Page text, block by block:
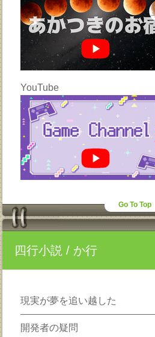
YouTube
Go To Top
四行小説 / か行
現実が夢を追い越した
開発者の疑問